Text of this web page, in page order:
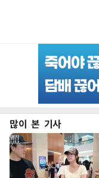
많이 본 기사